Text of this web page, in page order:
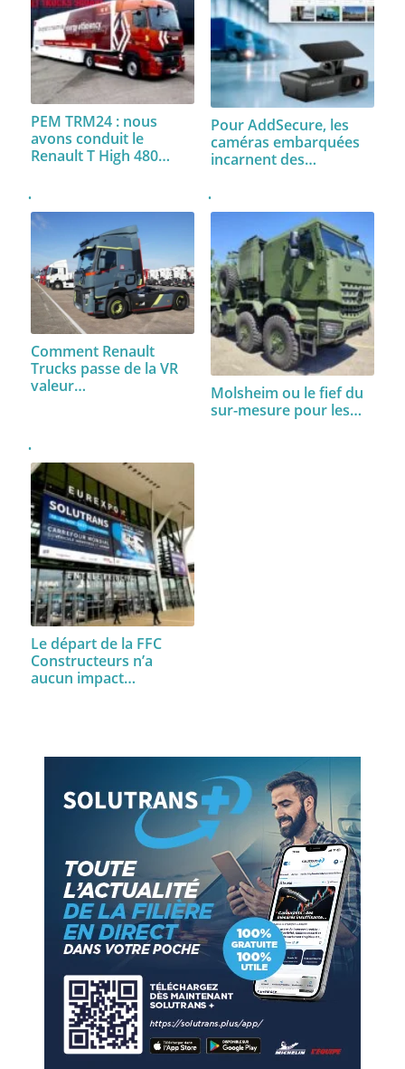
PEM TRM24 : nous
avons conduit le
Renault T High 480…
Pour AddSecure, les
caméras embarquées
incarnent des…
Comment Renault
Trucks passe de la VR
valeur…
Molsheim ou le fief du
sur-mesure pour les…
Le départ de la FFC
Constructeurs n’a
aucun impact…